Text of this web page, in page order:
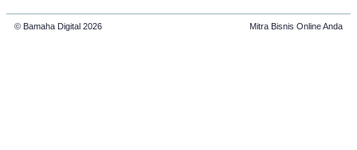
© Bamaha Digital 2026 Mitra Bisnis Online Anda